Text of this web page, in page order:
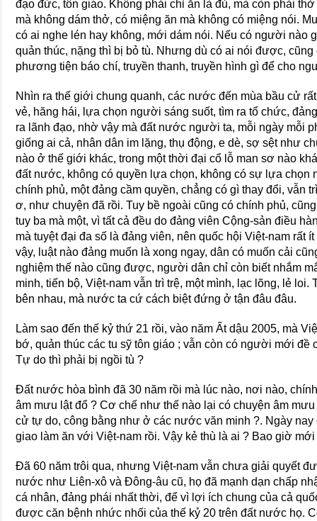
đạo đức, tôn giáo. Không phải chỉ ăn là đủ, mà còn phải
mà không dám thở, có miệng ăn mà không có miệng nói.
có ai nghe lén hay không, mới dám nói. Nếu có người nào
quản thúc, nặng thì bị bỏ tù. Nhưng dù có ai nói được,
phương tiện báo chí, truyền thanh, truyền hình gì để cho
Nhìn ra thế giới chung quanh, các nước đến mùa bầu cử
vẻ, hăng hái, lựa chọn người sáng suốt, tìm ra tổ chức,
ra lãnh đạo, nhờ vậy mà đất nước người ta, mỗi ngày mỗi
giống ai cả, nhân dân im lặng, thụ động, e dè, sợ sệt như
nào ở thế giới khác, trong một thời đại cổ lỗ man sơ nào
đất nước, không có quyền lựa chọn, không có sự lựa chọn
chính phủ, một đảng cầm quyền, chẳng có gì thay đổi, vẫn
ơ, như chuyện đã rồi. Tuy bề ngoài cũng có chính phủ,
tuy ba mà một, vì tất cả đều do đảng viên Cộng-sản điều
mà tuyệt đại đa số là đảng viên, nên quốc hội Việt-nam rất
vậy, luật nào đảng muốn là xong ngay, dân có muốn cải
nghiệm thế nào cũng được, người dân chỉ còn biết nhắm
minh, tiến bộ, Việt-nam vẫn trì trệ, một mình, lạc lõng, lẻ
bên nhau, mà nước ta cứ cách biệt đứng ở tận đâu đâu.
Làm sao đến thế kỷ thứ 21 rồi, vào năm Ất dậu 2005, mà
bớ, quản thúc các tu sỹ tôn giáo ; vẫn còn có người mới đề
Tự do thì phải bị ngồi tù ?
Ðất nước hòa bình đã 30 năm rồi mà lúc nào, nơi nào,
âm mưu lật đổ ? Cơ chế như thế nào lại có chuyện âm
cử tự do, công bằng như ở các nước văn minh ?. Ngày
giao làm ăn với Việt-nam rồi. Vậy kẻ thù là ai ? Bao giờ mới
Ðã 60 năm trôi qua, nhưng Việt-nam vẫn chưa giải quyết
nước như Liên-xô và Ðông-âu cũ, họ đã mạnh dạn chấp
cá nhân, đảng phái nhất thời, để vì lợi ích chung của cả
được căn bệnh nhức nhối của thế kỷ 20 trên đất nước họ.